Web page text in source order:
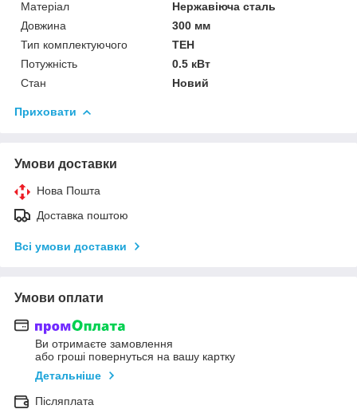
Матеріал
Нержавіюча сталь
Довжина
300 мм
Тип комплектуючого
ТЕН
Потужність
0.5 кВт
Стан
Новий
Приховати
Умови доставки
Нова Пошта
Доставка поштою
Всі умови доставки
Умови оплати
Ви отримаєте замовлення
або гроші повернуться на вашу картку
Детальніше
Післяплата